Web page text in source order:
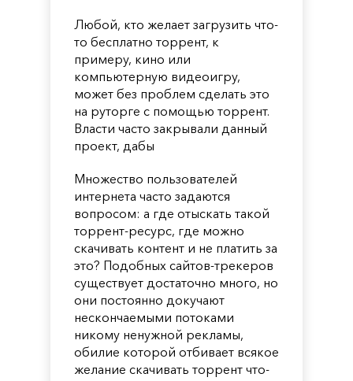
Любой, кто желает загрузить что-
то бесплатно торрент, к
примеру, кино или
компьютерную видеоигру,
может без проблем сделать это
на руторге с помощью торрент.
Власти часто закрывали данный
проект, дабы
Множество пользователей
интернета часто задаются
вопросом: а где отыскать такой
торрент-ресурс, где можно
скачивать контент и не платить за
это? Подобных сайтов-трекеров
существует достаточно много, но
они постоянно докучают
нескончаемыми потоками
никому ненужной рекламы,
обилие которой отбивает всякое
желание скачивать торрент что-